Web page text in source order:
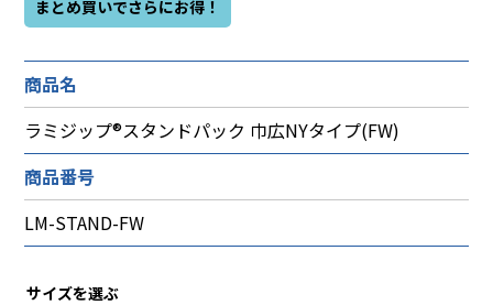
まとめ買いでさらにお得！
商品名
ラミジップ®スタンドパック 巾広NYタイプ(FW)
商品番号
LM-STAND-FW
サイズを選ぶ